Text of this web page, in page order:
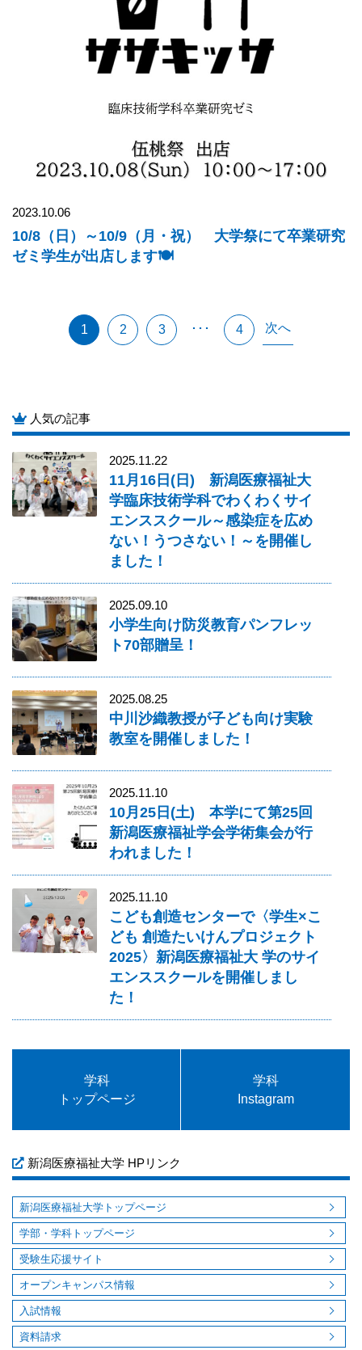
2023.10.06
10/8（日）～10/9（月・祝） 大学祭にて卒業研究
ゼミ学生が出店します🍽
1 2 3 ･･･ 4 次へ
人気の記事
2025.11.22
11月16日(日) 新潟医療福祉大
学臨床技術学科でわくわくサイ
エンススクール～感染症を広め
ない！うつさない！～を開催し
ました！
2025.09.10
小学生向け防災教育パンフレッ
ト70部贈呈！
2025.08.25
中川沙織教授が子ども向け実験
教室を開催しました！
2025.11.10
10月25日(土) 本学にて第25回
新潟医療福祉学会学術集会が行
われました！
2025.11.10
こども創造センターで〈学生×こ
ども 創造たいけんプロジェクト
2025〉新潟医療福祉大 学のサイ
エンススクールを開催しまし
た！
学科
トップページ
学科
Instagram
新潟医療福祉大学 HPリンク
新潟医療福祉大学トップページ
学部・学科トップページ
受験生応援サイト
オープンキャンパス情報
入試情報
資料請求